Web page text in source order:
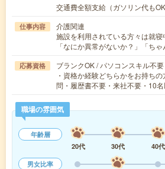
交通費全額支給（ガソリン代もOK
仕事内容
介護関連
施設を利用されている方々は就寝
「なにか異常がないか？」「ち
応募資格
ブランクOK / パソコンスキル不
・資格か経験どちらかをお持ち
問・履歴書不要・来社不要・10
職場の雰囲気
年齢層
20代
30代 40代
男女比率